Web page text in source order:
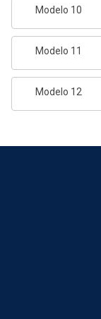
Modelo 10
Modelo 11
Modelo 12